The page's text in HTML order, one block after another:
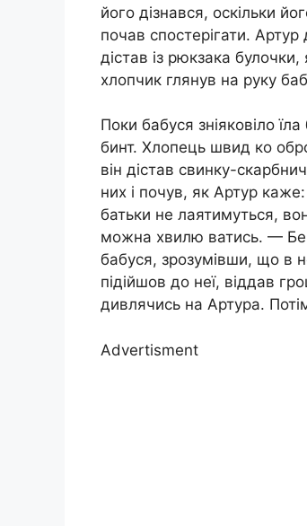
його дізнався, оскільки
почав спостерігати. Артур
дістав із рюкзака
хлопчик глянув на руку
Поки бабуся зніяковіло
бинт. Хлопець швид ко
він дістав свинку-
них і почув, як Артур
батьки не лаятимуться,
можна хвилю ватись. —
бабуся, зрозумівши, що в
підійшов до неї, віддав
дивлячись на Артура.
Advertisment